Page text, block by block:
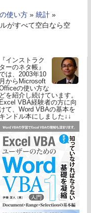
使い方 » 統計 »
がすべて空白なら空
『インストラク
ターのネタ帳』
は、2003年10
月からMicrosoft
の使い方な
どを紹介し続けています。
Excel VBA経験者の方に向
けて、Word VBAの基本を
キンドル本にしました↓↓